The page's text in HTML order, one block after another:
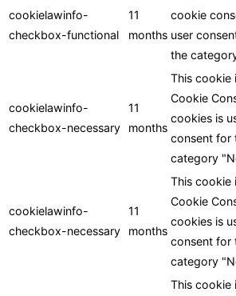
cookielawinfo-
checkbox-functional
11
months
cookie
user
the
cookielawinfo-
checkbox-necessary
11
months
This cookie
Cookie
cookies is
consent for
category
cookielawinfo-
checkbox-necessary
11
months
This cookie
Cookie
cookies is
consent for
category
This cookie